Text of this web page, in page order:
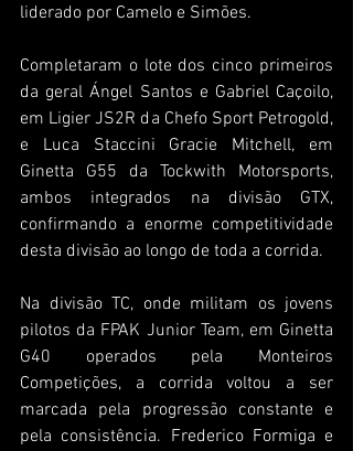
liderado por Camelo e Simões.
Completaram o lote dos cinco primeiros
da geral Ángel Santos e Gabriel Caçoilo,
em Ligier JS2R da Chefo Sport Petrogold,
e Luca Staccini Gracie Mitchell, em
Ginetta G55 da Tockwith Motorsports,
ambos integrados na divisão GTX,
confirmando a enorme competitividade
desta divisão ao longo de toda a corrida.
Na divisão TC, onde militam os jovens
pilotos da FPAK Junior Team, em Ginetta
G40 operados pela Monteiros
Competições, a corrida voltou a ser
marcada pela progressão constante e
pela consistência. Frederico Formiga e